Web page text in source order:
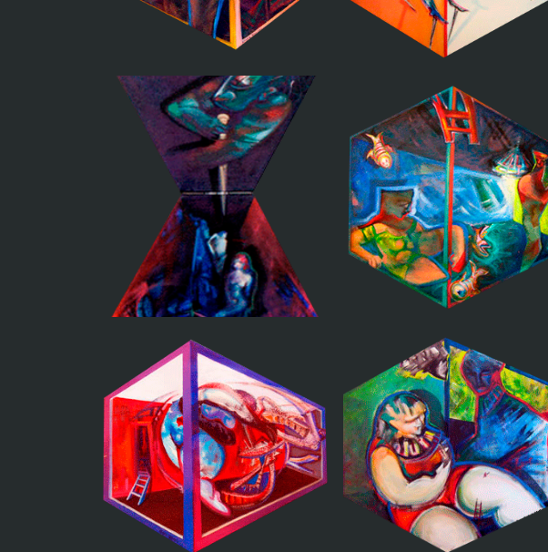
Soledades en
escenografia virtual
Se hamaca
La barca de Caronte
La libertad huye de su
caja virtual
Espacios paralelos,
diptico
Escenografia erotica